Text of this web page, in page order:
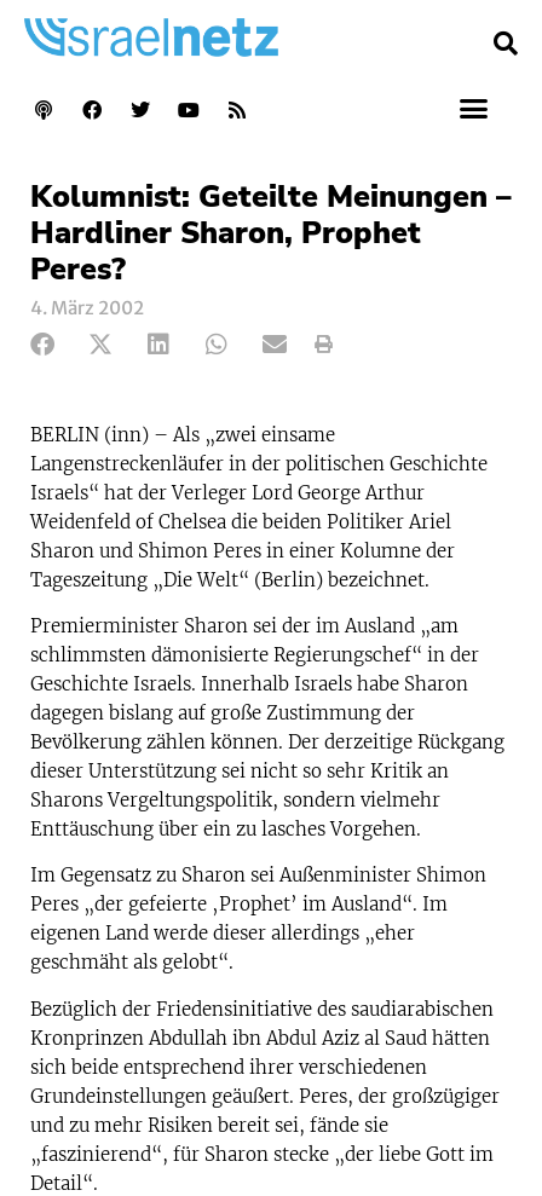
Kolumnist: Geteilte Meinungen –
Hardliner Sharon, Prophet
Peres?
4. März 2002
BERLIN (inn) – Als „zwei einsame
Langenstreckenläufer in der politischen Geschichte
Israels“ hat der Verleger Lord George Arthur
Weidenfeld of Chelsea die beiden Politiker Ariel
Sharon und Shimon Peres in einer Kolumne der
Tageszeitung „Die Welt“ (Berlin) bezeichnet.
Premierminister Sharon sei der im Ausland „am
schlimmsten dämonisierte Regierungschef“ in der
Geschichte Israels. Innerhalb Israels habe Sharon
dagegen bislang auf große Zustimmung der
Bevölkerung zählen können. Der derzeitige Rückgang
dieser Unterstützung sei nicht so sehr Kritik an
Sharons Vergeltungspolitik, sondern vielmehr
Enttäuschung über ein zu lasches Vorgehen.
Im Gegensatz zu Sharon sei Außenminister Shimon
Peres „der gefeierte ‚Prophet’ im Ausland“. Im
eigenen Land werde dieser allerdings „eher
geschmäht als gelobt“.
Bezüglich der Friedensinitiative des saudiarabischen
Kronprinzen Abdullah ibn Abdul Aziz al Saud hätten
sich beide entsprechend ihrer verschiedenen
Grundeinstellungen geäußert. Peres, der großzügiger
und zu mehr Risiken bereit sei, fände sie
„faszinierend“, für Sharon stecke „der liebe Gott im
Detail“.